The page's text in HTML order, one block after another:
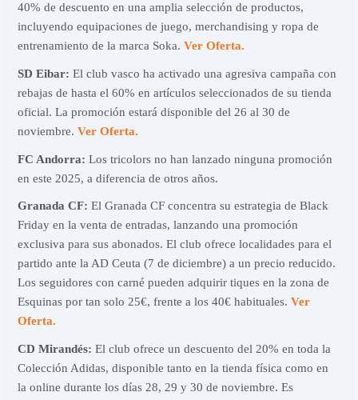
40% de descuento en una amplia selección de productos,
incluyendo equipaciones de juego, merchandising y ropa de
entrenamiento de la marca Soka.Ver Oferta.
SD Eibar:El club vasco ha activado una agresiva campaña con
rebajas de hasta el 60% en artículos seleccionados de su tienda
oficial. La promoción estará disponible del 26 al 30 de
noviembre.Ver Oferta.
FC Andorra:Los tricolors no han lanzado ninguna promoción
en este 2025, a diferencia de otros años.
Granada CF: El Granada CF concentra su estrategia de Black
Friday en la venta de entradas, lanzando una promoción
exclusiva para sus abonados. El club ofrece localidades para el
partido ante la AD Ceuta (7 de diciembre) a un precio reducido.
Los seguidores con carné pueden adquirir tiques en la zona de
Esquinas por tan solo 25€, frente a los 40€ habituales.Ver
Oferta.
CD Mirandés:El club ofrece un descuento del 20% en toda la
Colección Adidas, disponible tanto en la tienda física como en
la online durante los días 28, 29 y 30 de noviembre. Es